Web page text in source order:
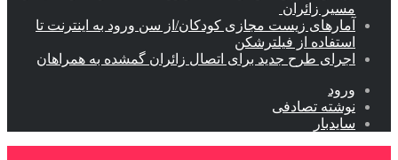
مسیر زائران
آمارهای زیست مجازی کودکان/از سن ورود به اینترنت تا
استفاده از فیلترشکن
اجرای طرح جدید برای اتصال زائران گمشده به همراهان
ورود
نوشته تصادفی
سایدبار